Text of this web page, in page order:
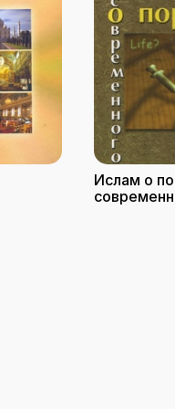
Ислам о